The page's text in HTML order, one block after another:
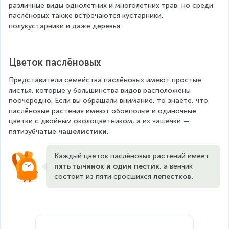
различные виды однолетних и многолетних трав, но среди
паслёновых также встречаются кустарники,
полукустарники и даже деревья.
Цветок паслёновых
Представители семейства паслёновых имеют простые
листья, которые у большинства видов расположены
поочередно. Если вы обращали внимание, то знаете, что
паслёновые растения имеют обоеполые и одиночные
цветки с двойным околоцветником, а их чашечки —
пятизубчатые чашелистики.
пять тычинок и один пестик, а венчик
состоит из пяти сросшихся лепестков.